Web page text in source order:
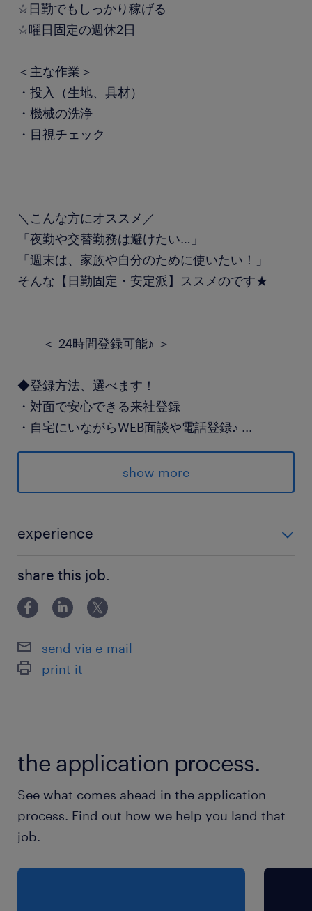
☆日勤でもしっかり稼げる
☆曜日固定の週休2日
＜主な作業＞
・投入（生地、具材）
・機械の洗浄
・目視チェック
＼こんな方にオススメ／
「夜勤や交替勤務は避けたい…」
「週末は、家族や自分のために使いたい！」
そんな【日勤固定・安定派】ススメのです★
――＜ 24時間登録可能♪ ＞――
◆登録方法、選べます！
・対面で安心できる来社登録
・自宅にいながらWEB面談や電話登録♪ ...
・さくっと入力メインの「面談なし登録」
派遣先の特徴
常磐線／ひたち野うしく駅（車20分）
常磐線／荒川沖駅（車22分）
常磐線／牛久駅（車28分）
休日休暇
週休2日
（1）9:00-18:00（実働8時間00分・休憩60分）
（2）8:00-17:00（実働8時間00分・休憩60分）
（3）10:00-19:00（実働8時間00分・休憩60
分）
show more
experience
share this job.
send via e-mail
print it
the application process.
See what comes ahead in the application
process. Find out how we help you land that
job.